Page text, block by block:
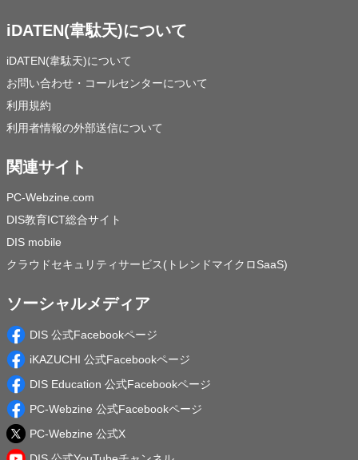
iDATEN(韋駄天)について
iDATEN(韋駄天)について
お問い合わせ・コールセンターについて
利用規約
利用者情報の外部送信について
関連サイト
PC-Webzine.com
DIS教育ICT総合サイト
DIS mobile
クラウドセキュリティサービス(トレンドマイクロSaaS)
ソーシャルメディア
DIS 公式Facebookページ
iKAZUCHI 公式Facebookページ
DIS Education 公式Facebookページ
PC-Webzine 公式Facebookページ
PC-Webzine 公式X